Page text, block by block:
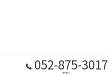
052-875-3017